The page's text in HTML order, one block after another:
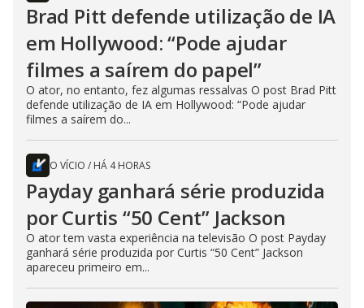
Brad Pitt defende utilização de IA
em Hollywood: “Pode ajudar
filmes a saírem do papel”
O ator, no entanto, fez algumas ressalvas O post Brad Pitt
defende utilização de IA em Hollywood: “Pode ajudar
filmes a saírem do...
O VÍCIO / HÁ 4 HORAS
Payday ganhará série produzida
por Curtis “50 Cent” Jackson
O ator tem vasta experiência na televisão O post Payday
ganhará série produzida por Curtis “50 Cent” Jackson
apareceu primeiro em...